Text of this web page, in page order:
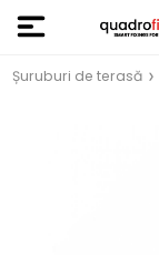
Șuruburi de terasă